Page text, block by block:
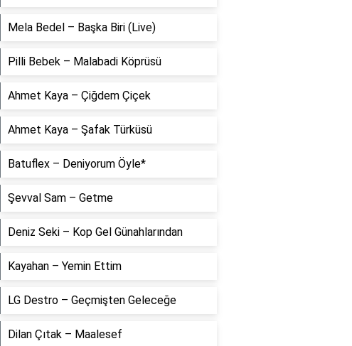
Mela Bedel – Başka Biri (Live)
Pilli Bebek – Malabadi Köprüsü
Ahmet Kaya – Çiğdem Çiçek
Ahmet Kaya – Şafak Türküsü
Batuflex – Deniyorum Öyle*
Şevval Sam – Getme
Deniz Seki – Kop Gel Günahlarından
Kayahan – Yemin Ettim
LG Destro – Geçmişten Geleceğe
Dilan Çıtak – Maalesef